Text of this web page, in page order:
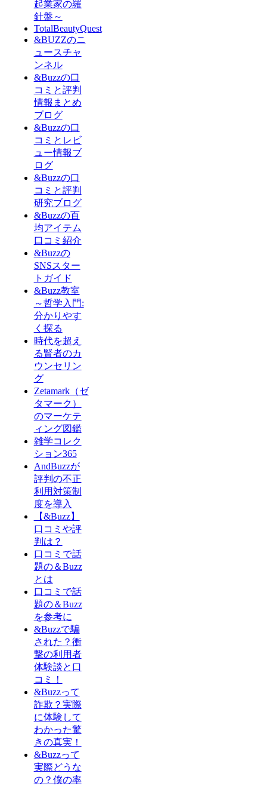
起業家の羅
針盤～
TotalBeautyQuest
&BUZZのニ
ュースチャ
ンネル
&Buzzの口
コミと評判
情報まとめ
ブログ
&Buzzの口
コミとレビ
ュー情報ブ
ログ
&Buzzの口
コミと評判
研究ブログ
&Buzzの百
均アイテム
口コミ紹介
&Buzzの
SNSスター
トガイド
&Buzz教室
～哲学入門:
分かりやす
く探る
時代を超え
る賢者のカ
ウンセリン
グ
Zetamark（ゼ
タマーク）
のマーケテ
ィング図鑑
雑学コレク
ション365
AndBuzzが
評判の不正
利用対策制
度を導入
【&Buzz】
口コミや評
判は？
口コミで話
題の＆Buzz
とは
口コミで話
題の＆Buzz
を参考に
&Buzzで騙
された？衝
撃の利用者
体験談と口
コミ！
&Buzzって
詐欺？実際
に体験して
わかった驚
きの真実！
&Buzzって
実際どうな
の？僕の率